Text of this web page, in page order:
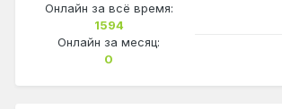
Онлайн за всё время:
1594
Онлайн за месяц:
0